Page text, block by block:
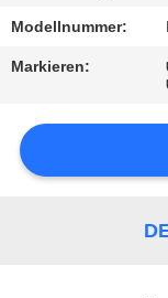
PRIVACY
POLICY
Modellnummer:
Markieren: